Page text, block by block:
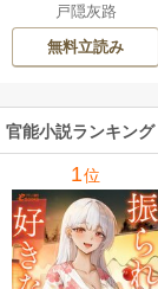
ない（挿絵版） 1巻
戸隠灰路
無料立読み
官能小説ランキング
1位